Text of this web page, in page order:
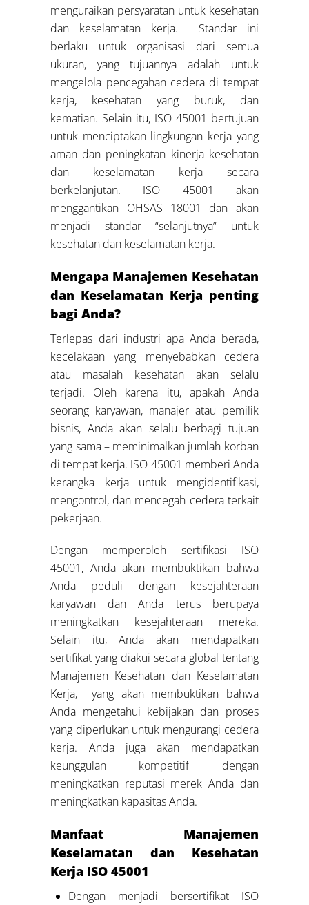
menguraikan persyaratan untuk kesehatan
dan keselamatan kerja. Standar ini
berlaku untuk organisasi dari semua
ukuran, yang tujuannya adalah untuk
mengelola pencegahan cedera di tempat
kerja, kesehatan yang buruk, dan
kematian. Selain itu, ISO 45001 bertujuan
untuk menciptakan lingkungan kerja yang
aman dan peningkatan kinerja kesehatan
dan keselamatan kerja secara
berkelanjutan. ISO 45001 akan
menggantikan OHSAS 18001 dan akan
menjadi standar “selanjutnya” untuk
kesehatan dan keselamatan kerja.
Mengapa Manajemen Kesehatan
dan Keselamatan Kerja penting
bagi Anda?
Terlepas dari industri apa Anda berada,
kecelakaan yang menyebabkan cedera
atau masalah kesehatan akan selalu
terjadi. Oleh karena itu, apakah Anda
seorang karyawan, manajer atau pemilik
bisnis, Anda akan selalu berbagi tujuan
yang sama – meminimalkan jumlah korban
di tempat kerja. ISO 45001 memberi Anda
kerangka kerja untuk mengidentifikasi,
mengontrol, dan mencegah cedera terkait
pekerjaan.
Dengan memperoleh sertifikasi ISO
45001, Anda akan membuktikan bahwa
Anda peduli dengan kesejahteraan
karyawan dan Anda terus berupaya
meningkatkan kesejahteraan mereka.
Selain itu, Anda akan mendapatkan
sertifikat yang diakui secara global tentang
Manajemen Kesehatan dan Keselamatan
Kerja, yang akan membuktikan bahwa
Anda mengetahui kebijakan dan proses
yang diperlukan untuk mengurangi cedera
kerja. Anda juga akan mendapatkan
keunggulan kompetitif dengan
meningkatkan reputasi merek Anda dan
meningkatkan kapasitas Anda.
Manfaat Manajemen
Keselamatan dan Kesehatan
Kerja ISO 45001
Dengan menjadi bersertifikat ISO